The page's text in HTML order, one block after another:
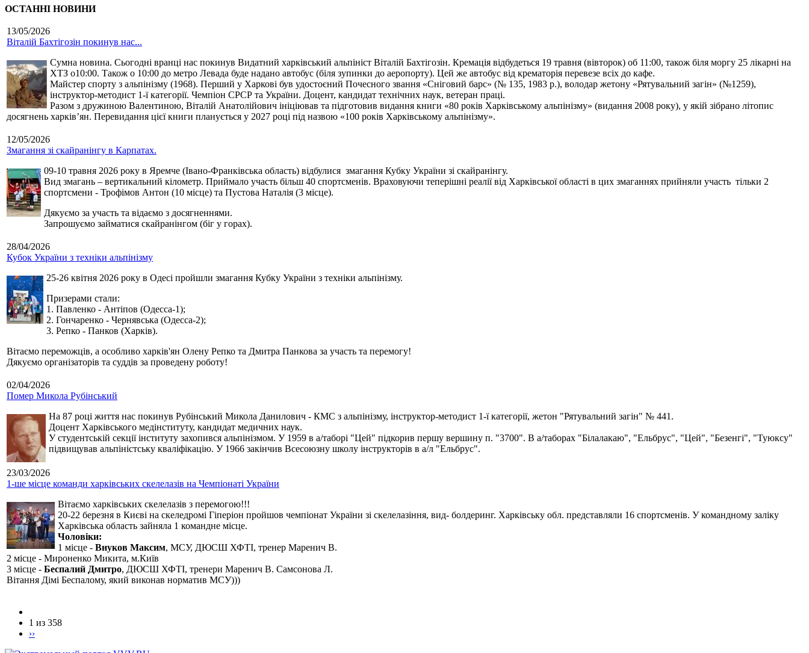
ОСТАННІ НОВИНИ
13/05/2026
Віталій Бахтігозін покинув нас...
Сумна новина. Сьогодні вранці нас покинув Видатний харківський альпініст Віталій Бахтігозін. Кремація відбудеться 19 травня (вівторок) об 11:00, також біля моргу 25 лікарні на
ХТЗ о10:00. Також о 10:00 до метро Левада буде надано автобус (біля зупинки до аеропорту). Цей же автобус від крематорія перевезе всіх до кафе.
Майстер спорту з альпінізму (1968). Перший у Харкові був удостоєний Почесного звання «Сніговий барс» (№ 135, 1983 р.), володар жетону «Рятувальний загін» (№1259),
інструктор-методист 1-ї категорії. Чемпіон СРСР та України. Доцент, кандидат технічних наук, ветеран праці.
Разом з дружиною Валентиною, Віталій Анатолійович ініціював та підготовив видання книги «80 років Харківському альпінізму» (видання 2008 року), у якій зібрано літопис
досягнень харків’ян. Перевидання цієї книги планується у 2027 році під назвою «100 років Харківському альпінізму».
12/05/2026
Змагання зі скайранінгу в Карпатах.
09-10 травня 2026 року в Яремче (Івано-Франківська область) відбулися змагання Кубку України зі скайранінгу.
Вид змагань – вертикальний кілометр. Приймало участь більш 40 спортсменів. Враховуючи теперішні реалії від Харківської області в цих змаганнях прийняли участь тільки 2
спортсмени - Трофімов Антон (10 місце) та Пустова Наталія (3 місце).
Дякуємо за участь та відаємо з досягненнями.
Запрошуємо займатися скайранінгом (біг у горах).
28/04/2026
Кубок України з техніки альпінізму
25-26 квітня 2026 року в Одесі пройшли змагання Кубку України з техніки альпінізму.
Призерами стали:
1. Павленко - Антіпов (Одесса-1);
2. Гончаренко - Чернявська (Одесса-2);
3. Репко - Панков (Харків).
Вітаємо переможців, а особливо харків'ян Олену Репко та Дмитра Панкова за участь та перемогу!
Дякуємо організаторів та суддів за проведену роботу!
02/04/2026
Помер Микола Рубінський
На 87 році життя нас покинув Рубінський Микола Данилович - КМС з альпінізму, інструктор-методист 1-ї категорії, жетон "Рятувальний загін" № 441.
Доцент Харківського медінституту, кандидат медичних наук.
У студентській секції інституту захопився альпінізмом. У 1959 в а/таборі "Цей" підкорив першу вершину п. "3700". В а/таборах "Білалакаю", "Ельбрус", "Цей", "Безенгі", "Туюксу"
підвищував альпіністську кваліфікацію. У 1966 закінчив Всесоюзну школу інструкторів в а/л "Ельбрус".
23/03/2026
1-ше місце команди харківських скелелазів на Чемпіонаті України
Вітаємо харківських скелелазів з перемогою!!!
20-22 березня в Києві на скеледромі Гіперіон пройшов чемпіонат України зі скелелазіння, вид- болдеринг. Харківську обл. представляли 16 спортсменів. У командному заліку
Харківська область зайняла 1 командне місце.
Чоловіки:
1 місце - Внуков Максим, МСУ, ДЮСШ ХФТІ, тренер Маренич В.
2 місце - Мироненко Микита, м.Київ
3 місце - Беспалий Дмитро, ДЮСШ ХФТІ, тренери Маренич В. Самсонова Л.
Вітання Дімі Беспалому, який виконав норматив МСУ)))
1 из 358
››